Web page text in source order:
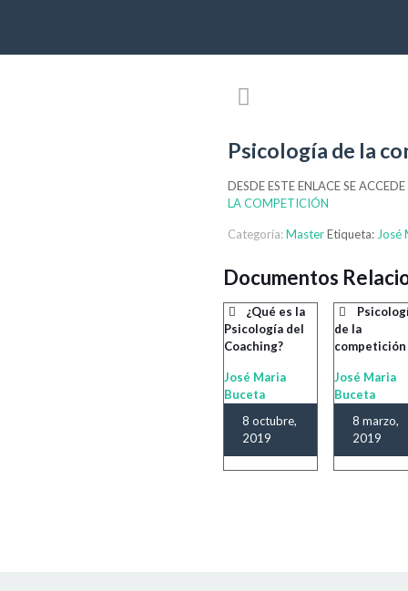
Psicología de la
DESDE ESTE ENLACE SE
LA COMPETICIÓN
Categoría:Master Etiqueta: José
Documentos
¿Qué es la
Psicología del
Coaching?
José Maria
Buceta
8 octubre,
2019
de la
competición
José Maria
Buceta
8 marzo,
2019